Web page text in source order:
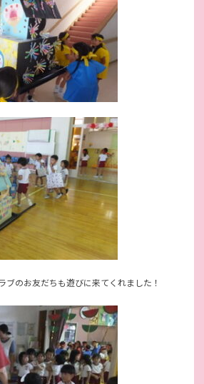
ブのお友だちも遊びに来てくれました！